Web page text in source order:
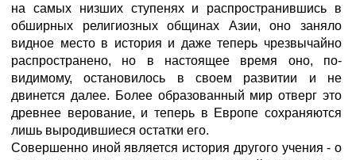
на самых низших ступенях и распространившись в
обширных религиозных общинах Азии, оно заняло
видное место в история и даже теперь чрезвычайно
распространено, но в настоящее время оно, по-
видимому, остановилось в своем развитии и не
двинется далее. Более образованный мир отверг это
древнее верование, и теперь в Европе сохраняются
лишь выродившиеся остатки его.
Совершенно иной является история другого учения - о